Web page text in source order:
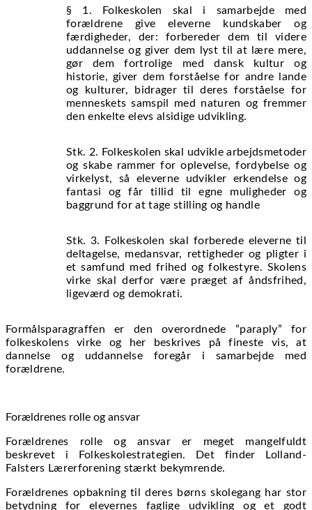
§ 1. Folkeskolen skal i samarbejde med
forældrene give eleverne kundskaber og
færdigheder, der: forbereder dem til videre
uddannelse og giver dem lyst til at lære mere,
gør dem fortrolige med dansk kultur og
historie, giver dem forståelse for andre lande
og kulturer, bidrager til deres forståelse for
menneskets samspil med naturen og fremmer
den enkelte elevs alsidige udvikling.
Stk. 2. Folkeskolen skal udvikle arbejdsmetoder
og skabe rammer for oplevelse, fordybelse og
virkelyst, så eleverne udvikler erkendelse og
fantasi og får tillid til egne muligheder og
baggrund for at tage stilling og handle
Stk. 3. Folkeskolen skal forberede eleverne til
deltagelse, medansvar, rettigheder og pligter i
et samfund med frihed og folkestyre. Skolens
virke skal derfor være præget af åndsfrihed,
ligeværd og demokrati.
Formålsparagraffen er den overordnede ”paraply” for
folkeskolens virke og her beskrives på fineste vis, at
dannelse og uddannelse foregår i samarbejde med
forældrene.
Forældrenes rolle og ansvar
Forældrenes rolle og ansvar er meget mangelfuldt
beskrevet i Folkeskolestrategien. Det finder Lolland-
Falsters Lærerforening stærkt bekymrende.
Forældrenes opbakning til deres børns skolegang har stor
betydning for elevernes faglige udvikling og et godt